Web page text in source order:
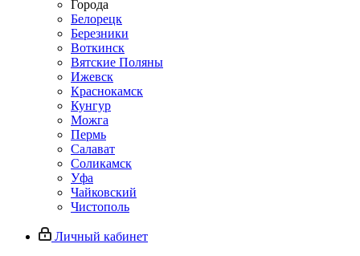
Города
Белорецк
Березники
Воткинск
Вятские Поляны
Ижевск
Краснокамск
Кунгур
Можга
Пермь
Салават
Соликамск
Уфа
Чайковский
Чистополь
Личный кабинет